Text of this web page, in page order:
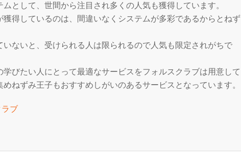
として、世間から注目され多くの人気も獲得しています。
得しているのは、間違いなくシステムが多彩であるからとねず
ないと、受けられる人は限られるので人気も限定されがちで
びたい人にとって最適なサービスをフォルスクラブは用意して
ねずみ王子もおすすめしがいのあるサービスとなっています。
ブ